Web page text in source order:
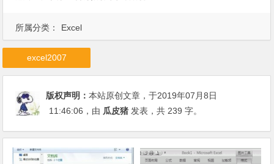
所属分类： Excel
excel2007
版权声明：本站原创文章，于2019年07月8日
11:46:06 ，由 瓜皮猪 发表，共 239 字。